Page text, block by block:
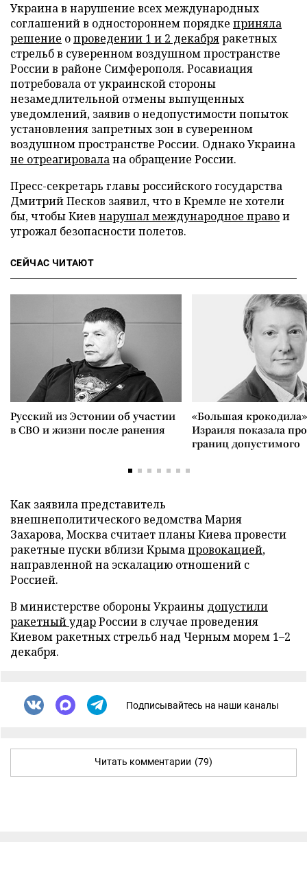
Украина в нарушение всех международных
соглашений в одностороннем порядке приняла
решение опроведении 1 и 2 декабряракетных
стрельб в суверенном воздушном пространстве
России в районе Симферополя. Росавиация
потребовала от украинской стороны
незамедлительной отмены выпущенных
уведомлений, заявив о недопустимости попыток
установления запретных зон в суверенном
воздушном пространстве России. Однако Украина
не отреагировалана обращение России.
Пресс-секретарь главы российского государства
Дмитрий Песков заявил, что в Кремле не хотели
бы, чтобы Киев нарушал международное правои
угрожал безопасности полетов.
СЕЙЧАС ЧИТАЮТ
Русский из Эстонии об участии
в СВО и жизни после ранения
«Большая
Израиля показала
границ допустимого
Как заявила представитель
внешнеполитического ведомства Мария
Захарова, Москва считает планы Киева провести
ракетные пуски вблизи Крымапровокацией,
направленной на эскалацию отношений с
Россией.
В министерстве обороны Украины допустили
ракетный ударРоссии в случае проведения
Киевом ракетных стрельб над Черным морем 1–2
декабря.
Подписывайтесь на наши каналы
Читать комментарии (79)